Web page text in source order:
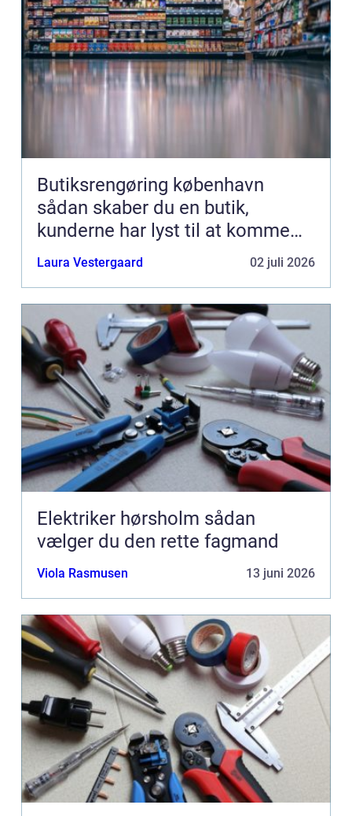
Butiksrengøring københavn
sådan skaber du en butik,
kunderne har lyst til at komme
tilbage til
Laura Vestergaard 02 juli 2026
Elektriker hørsholm sådan
vælger du den rette fagmand
Viola Rasmusen 13 juni 2026